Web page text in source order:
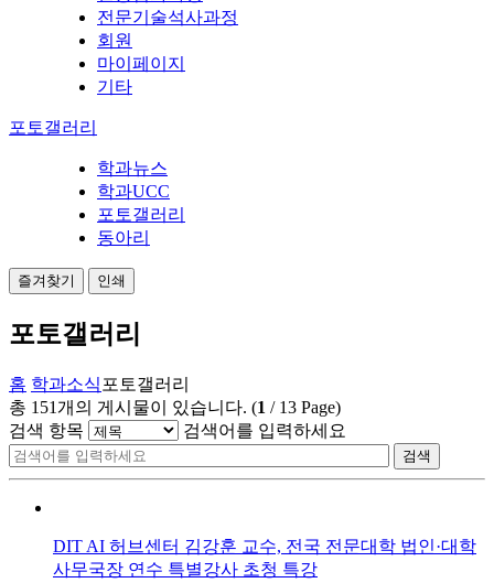
전문기술석사과정
회원
마이페이지
기타
포토갤러리
학과뉴스
학과UCC
포토갤러리
동아리
즐겨찾기 인쇄
포토갤러리
홈 학과소식 포토갤러리
총 151개의 게시물이 있습니다. (1 / 13 Page)
검색 항목
검색어를 입력하세요
검색
DIT AI 허브센터 김강훈 교수, 전국 전문대학 법인·대학
사무국장 연수 특별강사 초청 특강